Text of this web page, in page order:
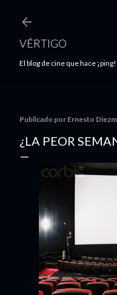
VÉRTIGO
El blog de cine que hace ¡ping!
Publicado por Ernesto
¿LA PEOR